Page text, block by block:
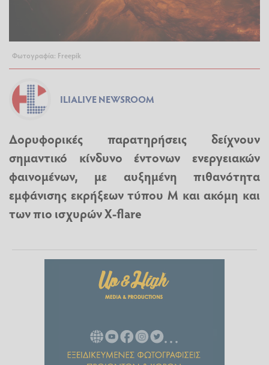
Φωτογραφία: Freepik
ILIALIVE NEWSROOM
Δορυφορικές παρατηρήσεις δείχνουν
σημαντικό κίνδυνο έντονων ενεργειακών
φαινομένων, με αυξημένη πιθανότητα
εμφάνισης εκρήξεων τύπου M και ακόμη και
των πιο ισχυρών X-flare